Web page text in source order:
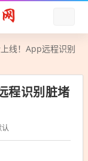
线！App远程识别
程识别脏堵